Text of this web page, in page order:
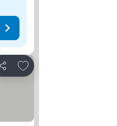
Teilen
Zu Favoriten